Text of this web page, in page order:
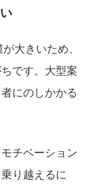
大きいため、
です。大型案
にのしかかる
チベーション
り越えるに